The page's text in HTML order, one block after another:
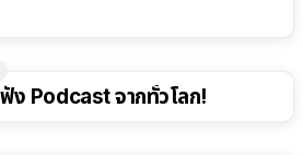
ง Podcast จากทั่วโลก!